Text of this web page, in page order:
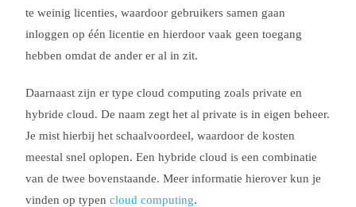
te weinig licenties, waardoor gebruikers samen gaan
inloggen op één licentie en hierdoor vaak geen toegang
hebben omdat de ander er al in zit.
Daarnaast zijn er type cloud computing zoals private en
hybride cloud. De naam zegt het al private is in eigen beheer.
Je mist hierbij het schaalvoordeel, waardoor de kosten
meestal snel oplopen. Een hybride cloud is een combinatie
van de twee bovenstaande. Meer informatie hierover kun je
vinden op typencloud computing.